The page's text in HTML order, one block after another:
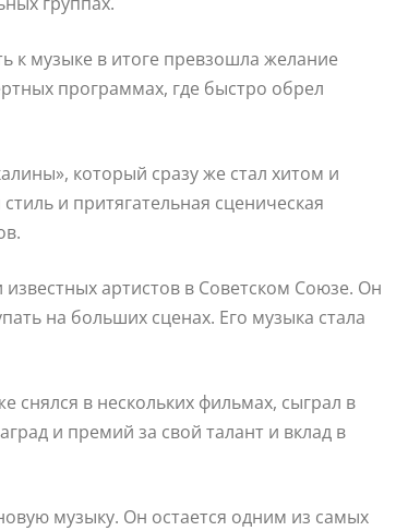
к музыке в итоге превзошла желание
программах, где быстро обрел
который сразу же стал хитом и
и притягательная сценическая
артистов в Советском Союзе. Он
на больших сценах. Его музыка стала
снялся в нескольких фильмах, сыграл в
и премий за свой талант и вклад в
музыку. Он остается одним из самых